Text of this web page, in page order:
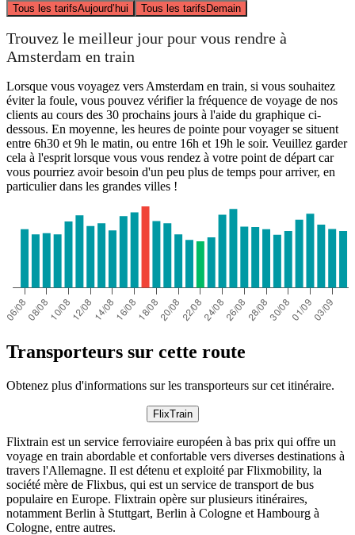
Tous les tarifsAujourd’hui Tous les tarifsDemain
Trouvez le meilleur jour pour vous rendre à
Amsterdam en train
Lorsque vous voyagez vers Amsterdam en train, si vous souhaitez
éviter la foule, vous pouvez vérifier la fréquence de voyage de nos
clients au cours des 30 prochains jours à l'aide du graphique ci-
dessous. En moyenne, les heures de pointe pour voyager se situent
entre 6h30 et 9h le matin, ou entre 16h et 19h le soir. Veuillez garder
cela à l'esprit lorsque vous vous rendez à votre point de départ car
vous pourriez avoir besoin d'un peu plus de temps pour arriver, en
particulier dans les grandes villes !
Transporteurs sur cette route
Obtenez plus d'informations sur les transporteurs sur cet itinéraire.
FlixTrain
Flixtrain est un service ferroviaire européen à bas prix qui offre un
voyage en train abordable et confortable vers diverses destinations à
travers l'Allemagne. Il est détenu et exploité par Flixmobility, la
société mère de Flixbus, qui est un service de transport de bus
populaire en Europe. Flixtrain opère sur plusieurs itinéraires,
notamment Berlin à Stuttgart, Berlin à Cologne et Hambourg à
Cologne, entre autres.